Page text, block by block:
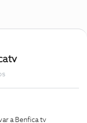
a Benfica tv